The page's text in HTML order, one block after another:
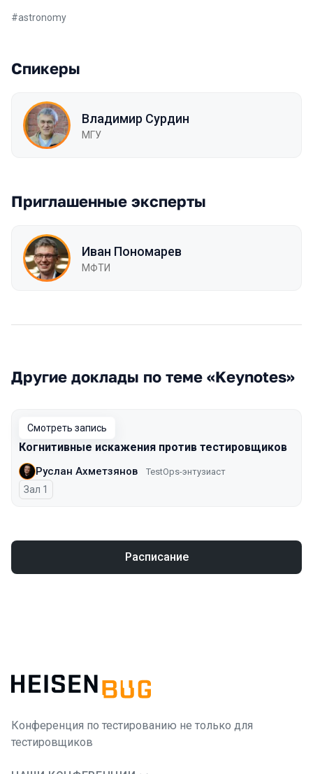
#astronomy
Спикеры
Владимир Сурдин
МГУ
Приглашенные эксперты
Иван Пономарев
МФТИ
Другие доклады по теме «Keynotes»
Смотреть запись
Когнитивные искажения против тестировщиков
Руслан Ахметзянов TestOps-энтузиаст
Зал 1
Расписание
Конференция по тестированию не только для
тестировщиков